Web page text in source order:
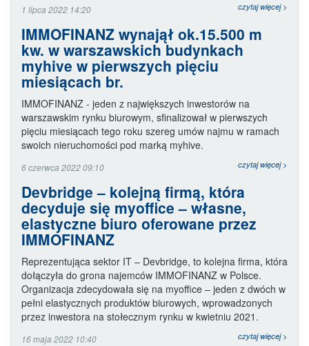
1 lipca 2022 14:20 czytaj więcej >
IMMOFINANZ wynajął ok.15.500 m
kw. w warszawskich budynkach
myhive w pierwszych pięciu
miesiącach br.
IMMOFINANZ - jeden z największych inwestorów na
warszawskim rynku biurowym, sfinalizował w pierwszych
pięciu miesiącach tego roku szereg umów najmu w ramach
swoich nieruchomości pod marką myhive.
6 czerwca 2022 09:10 czytaj więcej >
Devbridge – kolejną firmą, która
decyduje się myoffice – własne,
elastyczne biuro oferowane przez
IMMOFINANZ
Reprezentująca sektor IT – Devbridge, to kolejna firma, która
dołączyła do grona najemców IMMOFINANZ w Polsce.
Organizacja zdecydowała się na myoffice – jeden z dwóch w
pełni elastycznych produktów biurowych, wprowadzonych
przez inwestora na stołecznym rynku w kwietniu 2021.
16 maja 2022 10:40 czytaj więcej >